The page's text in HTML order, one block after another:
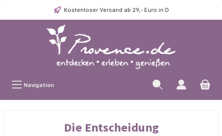
Kostenloser Versand ab 29,- Euro in D
Navigation
Die Entscheidung